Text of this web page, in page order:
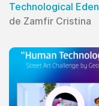
Technological Eden
de Zamfir Cristina